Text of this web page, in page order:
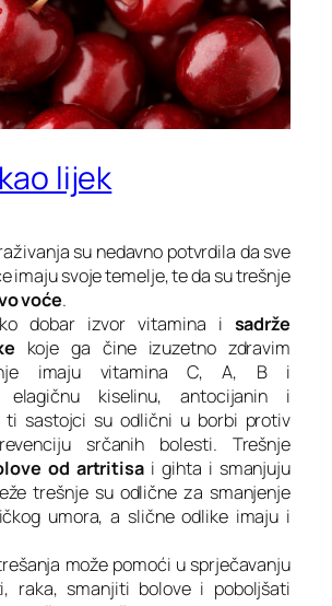
lijek
su nedavno potvrdila da sve
imaju svoje temelje, te da su trešnje
voće.
dobar izvor vitamina i sadrže
koje ga čine izuzetno zdravim
imaju vitamina C, A, B i
elagičnu kiselinu, antocijanin i
ti sastojci su odlični u borbi protiv
srčanih bolesti. Trešnje
od artritisai gihta i smanjuju
trešnje su odlične za smanjenje
umora, a slične odlike imaju i
može pomoći u sprječavanju
raka, smanjiti bolove i poboljšati